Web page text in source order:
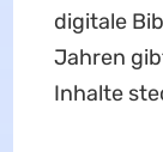
digitale
Jahren
Inhalte